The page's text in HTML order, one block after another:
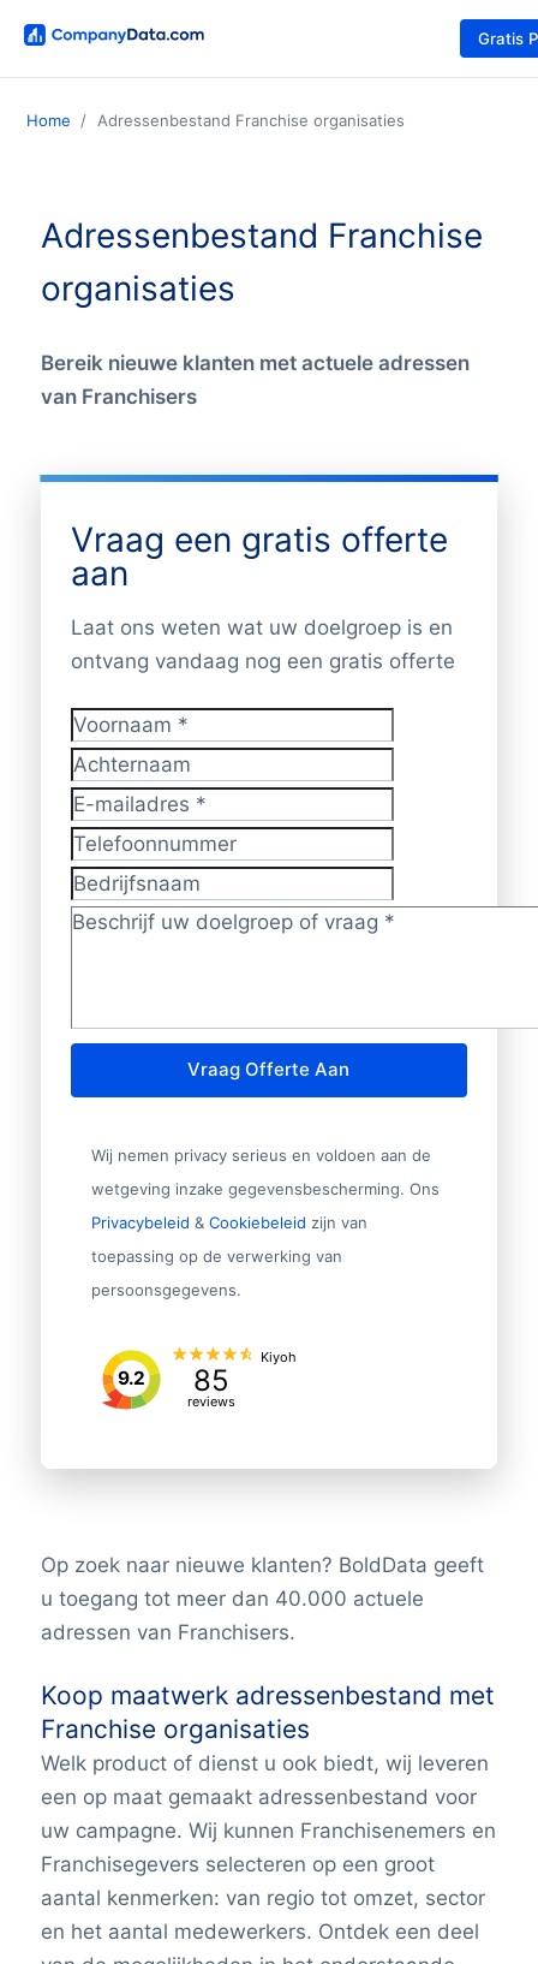
Gratis
Home Adressenbestand Franchise organisaties
Adressenbestand Franchise
organisaties
Bereik nieuwe klanten met actuele adressen
van Franchisers
Vraag een gratis offerte
aan
Laat ons weten wat uw doelgroep is en
ontvang vandaag nog een gratis offerte
Voornaam*
Achternaam
E-mailadres*
Telefoonnummer
Bedrijfsnaam
Doelgroep/vraag?
*
Vraag Offerte Aan
Wij nemen privacy serieus en voldoen aan de
wetgeving inzake gegevensbescherming. Ons
Privacybeleid & Cookiebeleid zijn van
toepassing op de verwerking van
persoonsgegevens.
9.2 85
reviews
Kiyoh
Op zoek naar nieuwe klanten? BoldData geeft
u toegang tot meer dan 40.000 actuele
adressen van Franchisers.
Koop maatwerk adressenbestand met
Franchise organisaties
Welk product of dienst u ook biedt, wij leveren
een op maat gemaakt adressenbestand voor
uw campagne. Wij kunnen Franchisenemers en
Franchisegevers selecteren op een groot
aantal kenmerken: van regio tot omzet, sector
en het aantal medewerkers. Ontdek een deel